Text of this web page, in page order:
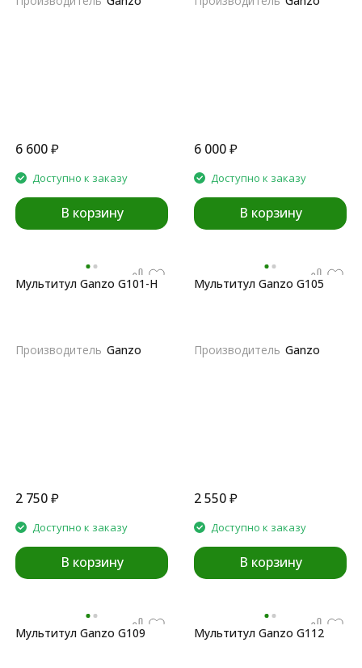
6 600₽
Доступно к заказу
В корзину
6 000₽
Доступно к заказу
В корзину
Мультитул Ganzo G101-H
Производитель Ganzo
2 750₽
Доступно к заказу
В корзину
Мультитул Ganzo G105
Производитель Ganzo
2 550₽
Доступно к заказу
В корзину
Мультитул Ganzo G109 Мультитул Ganzo G112